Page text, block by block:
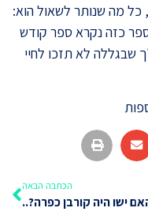
כל מה שנותר לשאול הוא:
כזה נקרא ספר קודש
שבגללה לא תזכו לחיי
הכתבה הבאה
ישו היה קורבן כפרה?..